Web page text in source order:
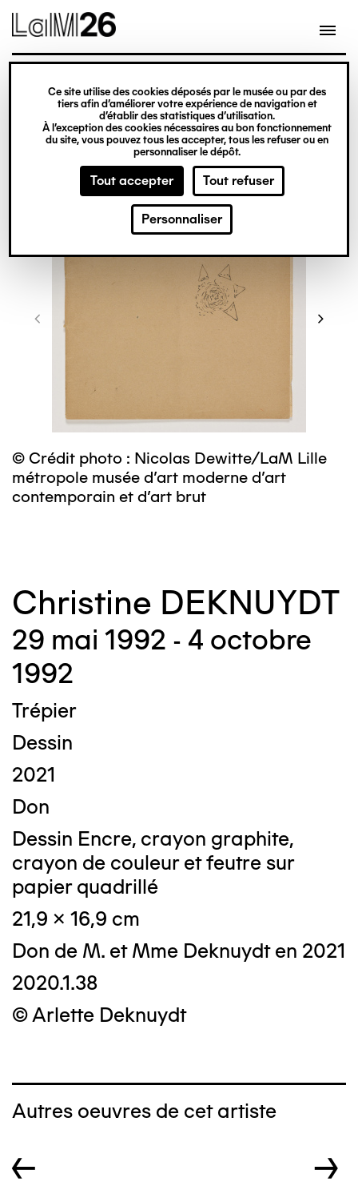
Gestion des cookies
Ce site utilise des cookies déposés par le musée ou par des
tiers afin d’améliorer votre expérience de navigation et
d’établir des statistiques d’utilisation.
À l’exception des cookies nécessaires au bon fonctionnement
du site, vous pouvez tous les accepter, tous les refuser ou en
personnaliser le dépôt.
Tout accepter Tout refuser
Personnaliser
contenu
© Crédit photo : Nicolas Dewitte/LaM Lille
métropole musée d’art moderne d’art
contemporain et d’art brut
Christine DEKNUYDT
29 mai 1992 - 4 octobre
1992
Trépier
Dessin
2021
Don
Dessin Encre, crayon graphite,
crayon de couleur et feutre sur
papier quadrillé
21,9 x 16,9 cm
Don de M. et Mme Deknuydt en 2021
2020.1.38
© Arlette Deknuydt
Autres oeuvres de cet artiste
← →